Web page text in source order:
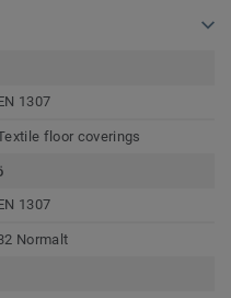
1307
floor coverings
1307
Normalt